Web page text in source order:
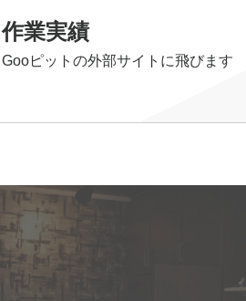
作業実績
Gooピットの外部サイトに飛びます